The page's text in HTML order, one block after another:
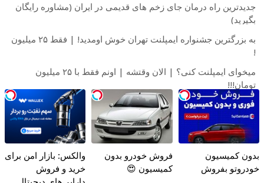
جدیدترین راه درمان جای زخم های قدیمی در ایران (مشاوره رایگان
بگیرید)
به بزرگترین جشنواره ایمپلنت تهران خوش اومدید! | فقط ۲۵ میلیون
!
میخوای ایمپلنت کنی؟ | الان وقتشه | اونم فقط با ۲۵ میلیون
تومان!!!
بدون کمیسیون
خودروتو بفروش
فروش خودرو بدون
کمیسیون 😍
والکس: بازار امن برای
خرید و فروش